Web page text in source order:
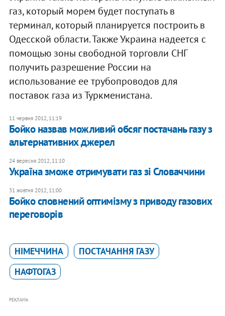
газ, который морем будет поступать в
терминал, который планируется построить в
Одесской области. Также Украина надеется с
помощью зоны свободной торговли СНГ
получить разрешение России на
использование ее трубопроводов для
поставок газа из Туркменистана.
11 червня 2012, 11:19
Бойко назвав можливий обсяг постачань газу з
альтернативних джерел
24 вересня 2012, 11:10
Україна зможе отримувати газ зі Словаччини
31 жовтня 2012, 11:00
Бойко сповнений оптимізму з приводу газових
переговорів
НІМЕЧЧИНА
ПОСТАЧАННЯ ГАЗУ
НАФТОГАЗ
РЕКЛАМА